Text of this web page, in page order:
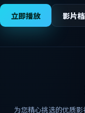
立即播放 影片
为您精心挑选的优质